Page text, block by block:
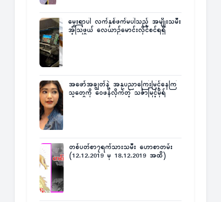
မွေးရာပါ လက်နှစ်ဖက်မပါသည့် အမျိုးသမီး
အံ့သြဖွယ် လေယာဉ်မောင်းလိုင်စင်ရရှိ
အဖော်အချွတ်နဲ့ အနုပညာကြေးမြင့်နေကြ
သူတွေကို ဝေဖန်လိုက်တဲ့ သင်္ဇာမြင့်မိုရ်
တစ်ပတ်စာ၇ရက်သားသမီး ဟောစာတမ်း
(12.12.2019 မှ 18.12.2019 အထိ)